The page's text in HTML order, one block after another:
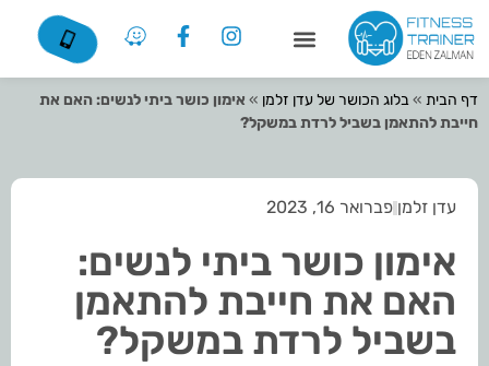
דף הבית »בלוג הכושר של עדן זלמן » אימון כושר ביתי לנשים: האם את
חייבת להתאמן בשביל לרדת במשקל?
עדן זלמן פברואר 16, 2023
אימון כושר ביתי לנשים:
האם את חייבת להתאמן
בשביל לרדת במשקל?